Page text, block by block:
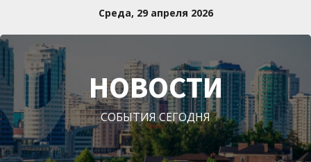
содержимому
Среда, 29 апреля 2026
НОВОСТИ
СОБЫТИЯ СЕГОДНЯ